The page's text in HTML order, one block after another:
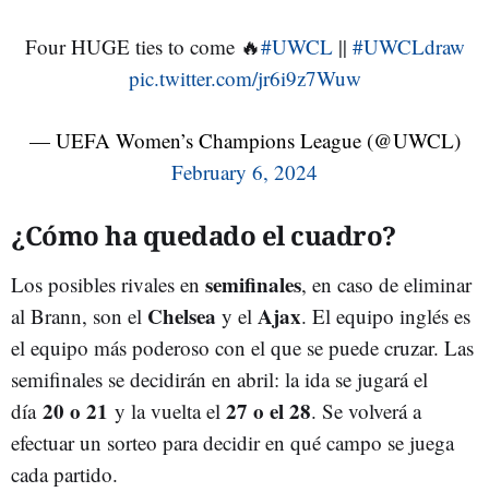
Four HUGE ties to come 🔥#UWCL|| #UWCLdraw
pic.twitter.com/jr6i9z7Wuw
— UEFA Women’s Champions League (@UWCL)
February 6, 2024
¿Cómo ha quedado el cuadro?
Los posibles rivales en semifinales, en caso de eliminar
al Brann, son el Chelsea y el Ajax. El equipo inglés es
el equipo más poderoso con el que se puede cruzar. Las
semifinales se decidirán en abril: la ida se jugará el
día 20 o 21 y la vuelta el 27 o el 28. Se volverá a
efectuar un sorteo para decidir en qué campo se juega
cada partido.